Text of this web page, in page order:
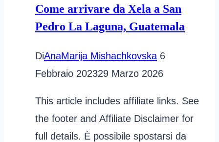
Come arrivare da Xela a San
Pedro La Laguna, Guatemala
DiAnaMarija Mishachkovska 6
Febbraio 202329 Marzo 2026
This article includes affiliate links. See
the footer and Affiliate Disclaimer for
full details. È possibile spostarsi da